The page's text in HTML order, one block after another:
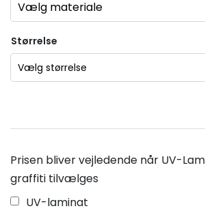
Størrelse
Prisen bliver vejledende når UV-
graffiti tilvælges
UV-laminat